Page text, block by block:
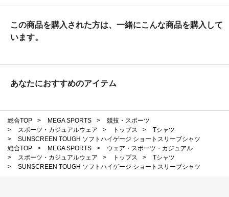
この商品を購入された方は、一緒にこんな商品を購入して
います。
あなたにおすすめのアイテム
総合TOP > MEGA SPORTS >
競技・スポーツ
>
スポーツ・カジュアルウェア > トップス >
Tシャツ
>
SUNSCREEN TOUGH ソフトハイゲージ ショートスリーブシャツ
総合TOP
> MEGA SPORTS >
ウェア・スポーツ・カジュアル
>
スポーツ・カジュアルウェア > トップス >
Tシャツ
>
SUNSCREEN TOUGH ソフトハイゲージ ショートスリーブシャツ